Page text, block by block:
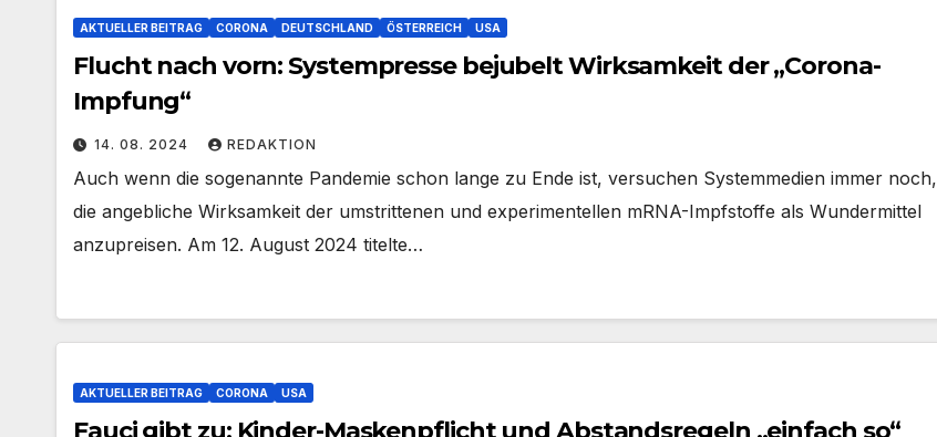
AKTUELLER BEITRAG CORONA DEUTSCHLAND ÖSTERREICH USA
Flucht nach vorn: Systempresse bejubelt Wirksamkeit der „Corona-
Impfung“
14. 08. 2024 REDAKTION
Auch wenn die sogenannte Pandemie schon lange zu Ende ist, versuchen Systemmedien immer noch,
die angebliche Wirksamkeit der umstrittenen und experimentellen mRNA-Impfstoffe als Wundermittel
anzupreisen. Am 12. August 2024 titelte…
AKTUELLER BEITRAG CORONA USA
Fauci gibt zu: Kinder-Maskenpflicht und Abstandsregeln „einfach so“